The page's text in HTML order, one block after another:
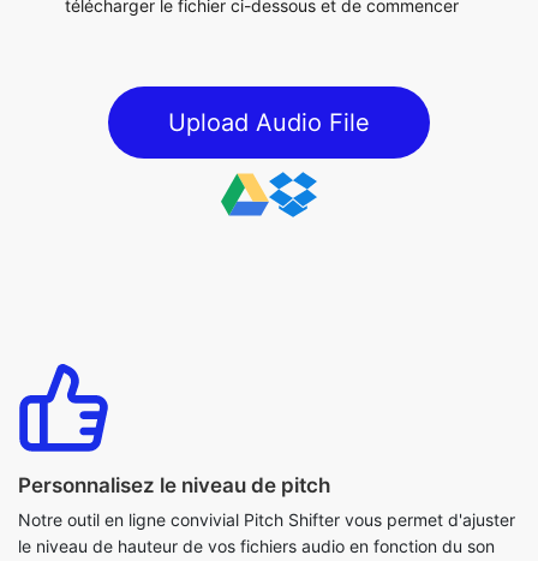
Upload Audio File
Personnalisez le niveau de pitch
Notre outil en ligne convivial Pitch Shifter vous permet d'ajuster
le niveau de hauteur de vos fichiers audio en fonction du son
préfériez choisir une tonalité plus haute ou plus basse, vous
pouvez modifier le niveau de hauteur entre -20 000 et 20 000.
Visitez notre site Web pour profiter de cette fonctionnalité